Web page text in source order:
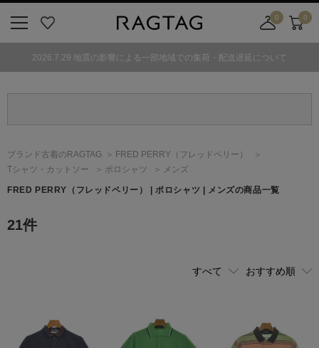
気
0
舗
カ
ト
0
2026.7.29 地震の影響による一部地域での集荷・配送遅延について
ブランド古着のRAGTAG FRED PERRY （フレッドペリー）
Tシャツ・カットソー
ポロシャツ メンズ
FRED PERRY （フレッドペリー） | ポロシャツ | メンズの商品一覧
21件